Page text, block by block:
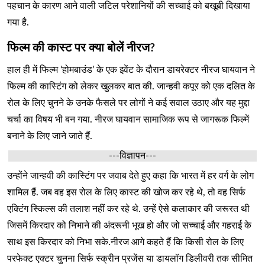
पहचान के कारण आने वाली जटिल परेशानियों की सच्चाई को बखूबी दिखाया
गया है.
फिल्म की कास्ट पर क्या बोलें नीरज?
हाल ही में फिल्म ‘होमबाउंड’ के एक इवेंट के दौरान डायरेक्टर नीरज घायवान ने
फिल्म की कास्टिंग को लेकर खुलकर बात की. जान्हवी कपूर को एक दलित के
रोल के लिए चुनने के उनके फैसले पर लोगों ने कई सवाल उठाए और यह मुद्दा
चर्चा का विषय भी बन गया. नीरज घायवान सामाजिक रूप से जागरूक फिल्में
बनाने के लिए जाने जाते हैं.
---विज्ञापन---
उन्होंने जान्हवी की कास्टिंग पर जवाब देते हुए कहा कि भारत में हर वर्ग के लोग
शामिल हैं. जब वह इस रोल के लिए कास्ट की खोज कर रहे थे, तो वह सिर्फ
एक्टिंग स्किल्स की तलाश नहीं कर रहे थे. उन्हें ऐसे कलाकार की जरूरत थी
जिसमें किरदार को निभाने की अंदरूनी भूख हो और जो सच्चाई और गहराई के
साथ इस किरदार को निभा सके.नीरज आगे कहते हैं कि किसी रोल के लिए
परफेक्ट एक्टर चुनना सिर्फ स्क्रीन प्रजेंस या डायलॉग डिलीवरी तक सीमित